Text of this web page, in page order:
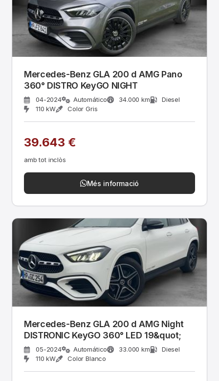
Mercedes-Benz GLA 200 d AMG Pano
360° DISTRO KeyGO NIGHT
04-2024 Automático 34.000 km
Diesel
110 kW
Color Gris
39.643 €
amb tot inclòs
Més informació
Mercedes-Benz GLA 200 d AMG Night
DISTRONIC KeyGO 360° LED 19&quot;
05-2024 Automático 33.000 km
Diesel
110 kW
Color Blanco